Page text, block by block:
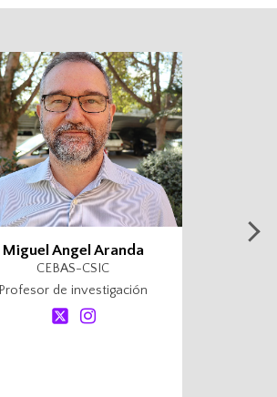
Miguel Angel Aranda
CEBAS-CSIC
Profesor de investigación